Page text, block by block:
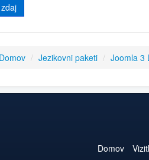
Domov / Jezikovni paketi / Joomla 3
Domov